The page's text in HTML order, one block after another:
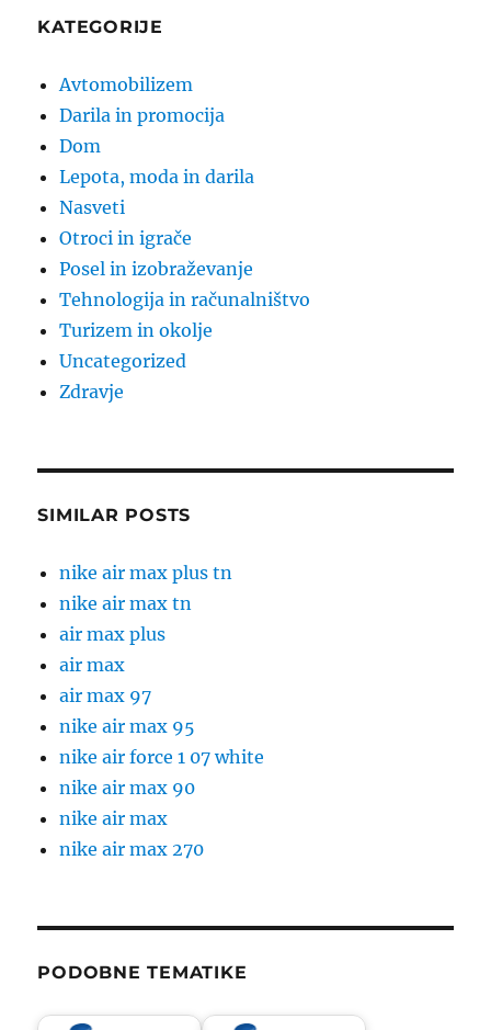
KATEGORIJE
Avtomobilizem
Darila in promocija
Dom
Lepota, moda in darila
Nasveti
Otroci in igrače
Posel in izobraževanje
Tehnologija in računalništvo
Turizem in okolje
Uncategorized
Zdravje
SIMILAR POSTS
nike air max plus tn
nike air max tn
air max plus
air max
air max 97
nike air max 95
nike air force 1 07 white
nike air max 90
nike air max
nike air max 270
PODOBNE TEMATIKE